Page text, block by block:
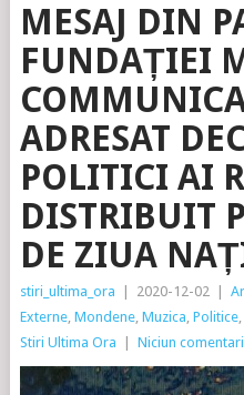
MESAJ DIN
FUNDAȚIEI
ADRESAT
POLITICI AI
DISTRIBUIT
DE ZIUA
stiri_ultima_ora 2020-12-02
Externe, Mondene, Muzica, Politice,
Stiri Ultima Ora
Niciun